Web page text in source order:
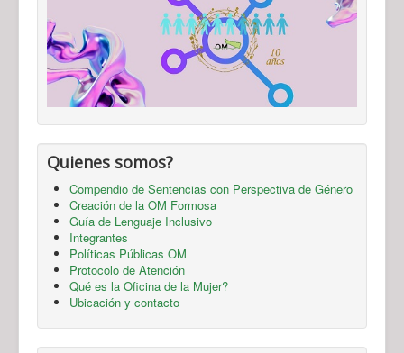
Quienes somos?
Compendio de Sentencias con Perspectiva de Género
Creación de la OM Formosa
Guía de Lenguaje Inclusivo
Integrantes
Políticas Públicas OM
Protocolo de Atención
Qué es la Oficina de la Mujer?
Ubicación y contacto